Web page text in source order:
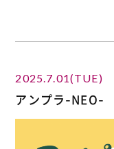
2025.7.01(TUE)
アンプラ-NEO-